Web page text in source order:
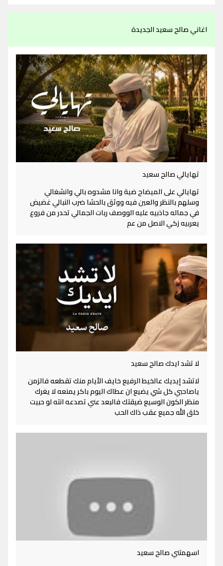
اغاني صالح سعيد الجديدة
تهايالي صالح سعيد
تهايالي على الميضاح ضية وانا مشدوه بالي وانشغالي
وسلهم بالنظر والعين فيه ووثق بالحشا ضرب النبالي غضيض
في جماله جاذبيه عليه الووصف ربات الجمالي تحدر من فروع
يعربيه زكي الاصل من عم
لا تشد ايدك صالح سعيد
لاتشد إيديك عالخيط الرفيع خايف الأيام منك تقطعه فالزمن
ياصاحبي كل شي يضيع ان عطاك اليوم باكر يمنعه لا يغرك
منظر الكون الوسيع ضيقتك فالبعد عني تصدعه انته لو حبيت
خلق الله جميع عقب ذاك الحب
اسهمتني صالح سعيد